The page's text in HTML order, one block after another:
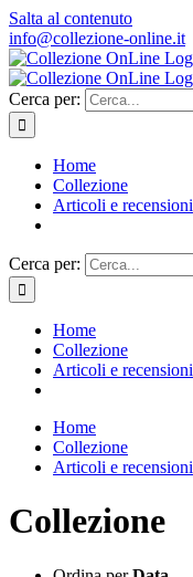
Salta al contenuto
info@collezione-online.it
Cerca per:
Home
Collezione
Articoli e recensioni
Cerca per:
Home
Collezione
Articoli e recensioni
Home
Collezione
Articoli e recensioni
Collezione